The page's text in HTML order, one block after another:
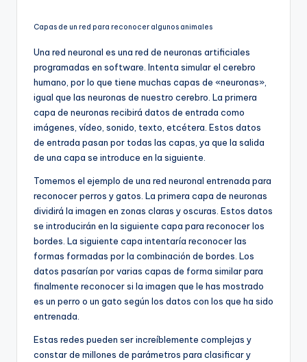
Capas de un red para reconocer algunos animales
Una red neuronal es una red de neuronas artificiales
programadas en software. Intenta simular el cerebro
humano, por lo que tiene muchas capas de «neuronas»,
igual que las neuronas de nuestro cerebro. La primera
capa de neuronas recibirá datos de entrada como
imágenes, vídeo, sonido, texto, etcétera. Estos datos
de entrada pasan por todas las capas, ya que la salida
de una capa se introduce en la siguiente.
Tomemos el ejemplo de una red neuronal entrenada para
reconocer perros y gatos. La primera capa de neuronas
dividirá la imagen en zonas claras y oscuras. Estos datos
se introducirán en la siguiente capa para reconocer los
bordes. La siguiente capa intentaría reconocer las
formas formadas por la combinación de bordes. Los
datos pasarían por varias capas de forma similar para
finalmente reconocer si la imagen que le has mostrado
es un perro o un gato según los datos con los que ha sido
entrenada.
Estas redes pueden ser increíblemente complejas y
constar de millones de parámetros para clasificar y